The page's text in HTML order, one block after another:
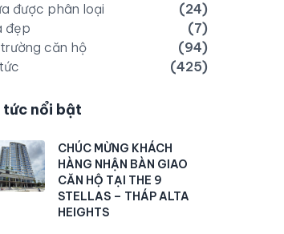
được phân loại
(24)
đẹp
(7)
căn hộ
(94)
(425)
tức nổi bật
CHÚC MỪNG KHÁCH
HÀNG NHẬN BÀN GIAO
CĂN HỘ TẠI THE 9
STELLAS – THÁP ALTA
HEIGHTS